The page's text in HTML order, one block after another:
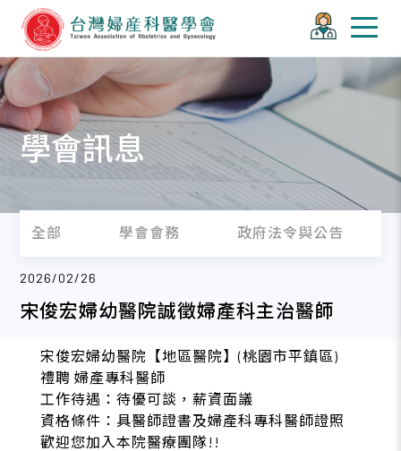
學會訊息
全部 學會會務 政府法令與公告
2026/02/26
宋俊宏婦幼醫院誠徵婦產科主治醫師
宋俊宏婦幼醫院【地區醫院】(桃園市平鎮區)
禮聘 婦產專科醫師
工作待遇：待優可談，薪資面議
資格條件：具醫師證書及婦產科專科醫師證照
歡迎您加入本院醫療團隊!!